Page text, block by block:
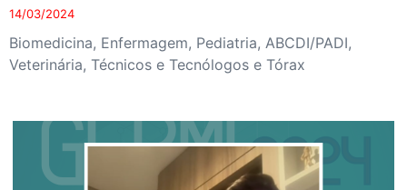
14/03/2024
Biomedicina, Enfermagem, Pediatria, ABCDI/PADI,
Veterinária, Técnicos e Tecnólogos e Tórax